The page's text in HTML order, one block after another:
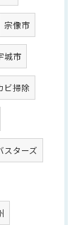
宗像市
城市
ビ掃除
スターズ